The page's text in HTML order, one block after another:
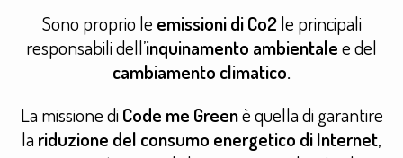
Sono proprio le emissioni di Co2le principali
responsabili dell’inquinamento ambientalee del
cambiamento climatico.
La missione diCode me Greenè quella di garantire
la riduzione del consumo energetico di Internet,